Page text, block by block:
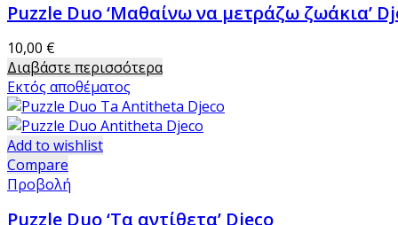
Puzzle Duo ‘Μαθαίνω να μετράζω ζωάκια’
10,00 €
Διαβάστε περισσότερα
Εκτός αποθέματος
Add to wishlist
Compare
Προβολή
Puzzle Duo ‘Τα αντίθετα’ Djeco